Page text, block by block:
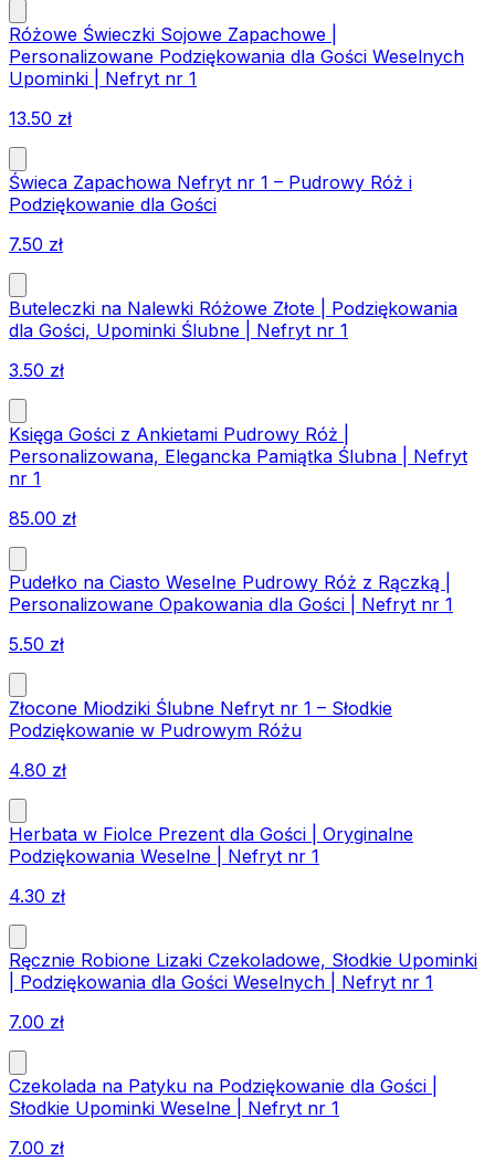
Różowe Świeczki Sojowe Zapachowe |
Personalizowane Podziękowania dla Gości Weselnych
Upominki | Nefryt nr 1
13.50 zł
Świeca Zapachowa Nefryt nr 1 – Pudrowy Róż i
Podziękowanie dla Gości
7.50 zł
Buteleczki na Nalewki Różowe Złote | Podziękowania
dla Gości, Upominki Ślubne | Nefryt nr 1
3.50 zł
Księga Gości z Ankietami Pudrowy Róż |
Personalizowana, Elegancka Pamiątka Ślubna | Nefryt
nr 1
85.00 zł
Pudełko na Ciasto Weselne Pudrowy Róż z Rączką |
Personalizowane Opakowania dla Gości | Nefryt nr 1
5.50 zł
Złocone Miodziki Ślubne Nefryt nr 1 – Słodkie
Podziękowanie w Pudrowym Różu
4.80 zł
Herbata w Fiolce Prezent dla Gości | Oryginalne
Podziękowania Weselne | Nefryt nr 1
4.30 zł
Ręcznie Robione Lizaki Czekoladowe, Słodkie Upominki
| Podziękowania dla Gości Weselnych | Nefryt nr 1
7.00 zł
Czekolada na Patyku na Podziękowanie dla Gości |
Słodkie Upominki Weselne | Nefryt nr 1
7.00 zł